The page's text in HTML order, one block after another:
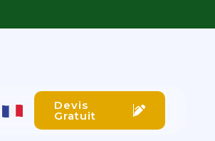
Devis
Gratuit